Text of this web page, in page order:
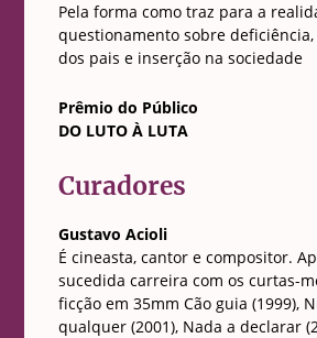
Pela forma como traz para a
questionamento sobre
dos pais e inserção na sociedade
Prêmio do Público
DO LUTO À LUTA
Curadores
Gustavo Acioli
É cineasta, cantor e compositor.
sucedida carreira com os curtas-
ficção em 35mm Cão guia (1999),
qualquer (2001), Nada a declarar